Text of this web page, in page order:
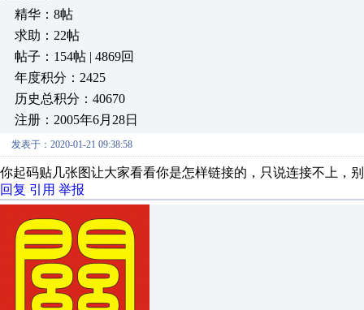
精华：8帖
求助：22帖
帖子：154帖 | 4869回
年度积分：2425
历史总积分：40670
注册：2005年6月28日
发表于：2020-01-21 09:38:58
你起码贴几张图让大家看看你是怎样链接的，只说连接不上，
回复 引用 举报